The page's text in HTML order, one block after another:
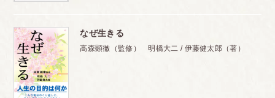
なぜ生きる
高森顕徹（監修） 明橋大二 / 伊藤健太郎（著）